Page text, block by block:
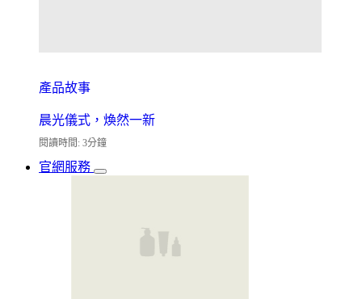
產品故事
晨光儀式，煥然一新
閱讀時間: 3分鐘
官網服務